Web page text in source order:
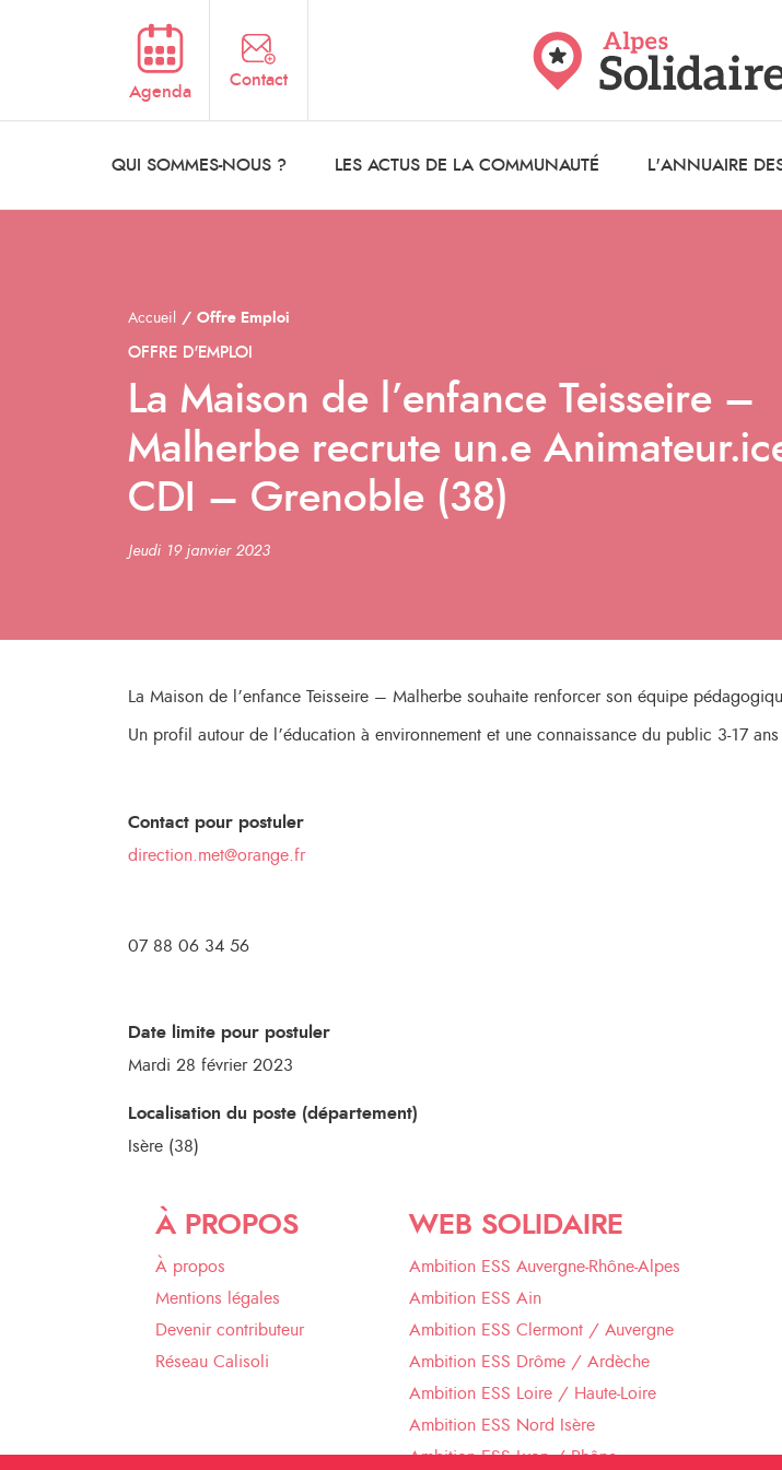
Agenda
Contact
QUI SOMMES-NOUS ? LES ACTUS DE LA COMMUNAUTÉ L'ANNUAIRE
Accueil Offre Emploi
OFFRE D'EMPLOI
La Maison de l’enfance Teisseire –
Malherbe recrute un.e
CDI – Grenoble (38)
Jeudi 19 janvier 2023
La Maison de l’enfance Teisseire – Malherbe souhaite renforcer son équipe
Un profil autour de l’éducation à environnement et une connaissance du public 3-17 ans
Contact pour postuler
direction.met@orange.fr
07 88 06 34 56
Date limite pour postuler
Mardi 28 février 2023
Localisation du poste (département)
Isère (38)
À PROPOS
À propos
Mentions légales
Devenir contributeur
Réseau Calisoli
WEB SOLIDAIRE
Ambition ESS Auvergne-Rhône-Alpes
Ambition ESS Ain
Ambition ESS Clermont / Auvergne
Ambition ESS Drôme / Ardèche
Ambition ESS Loire / Haute-Loire
Ambition ESS Nord Isère
Ambition ESS Lyon / Rhône